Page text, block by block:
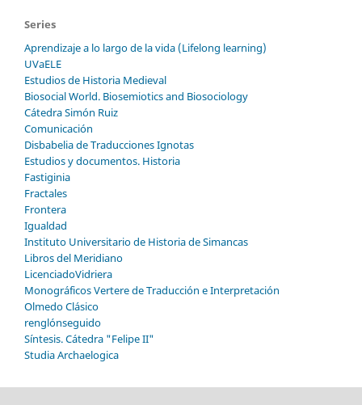
Series
Aprendizaje a lo largo de la vida (Lifelong learning)
UVaELE
Estudios de Historia Medieval
Biosocial World. Biosemiotics and Biosociology
Cátedra Simón Ruiz
Comunicación
Disbabelia de Traducciones Ignotas
Estudios y documentos. Historia
Fastiginia
Fractales
Frontera
Igualdad
Instituto Universitario de Historia de Simancas
Libros del Meridiano
LicenciadoVidriera
Monográficos Vertere de Traducción e Interpretación
Olmedo Clásico
renglónseguido
Síntesis. Cátedra "Felipe II"
Studia Archaelogica